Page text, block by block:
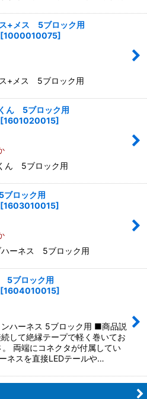
+メス 5ブロック用
[1000010075]
+メス 5ブロック用
ん 5ブロック用
[1601020015]
ん 5ブロック用
ロック用
[1603010015]
ハーネス 5ブロック用
5ブロック用
[1604010015]
ハーネス 5ブロック用 ■商品説
して絶縁テープで軽く巻いてお
両端にコネクタが付属してい
ネスを直接LEDテールや…